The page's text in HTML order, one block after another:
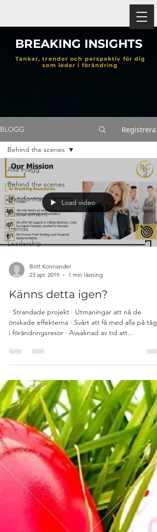
BREAKING INSIGHTS
Tankar, trender och perspektiv för dig
som leder i förändring
BLOGG Registrera
Alla inlägg
Behind the scenes
Transformation
Procurement
Trends
Leadership
Behind the scenes
Load video
Britt Konnander
23 apr. 2019
1 min läsning
Känns detta igen?
· Strandade projekt · Utmaningar att nå de
önskade effekterna · Svårt att få med alla på
i förändringsresor · Avsaknad av tid att...